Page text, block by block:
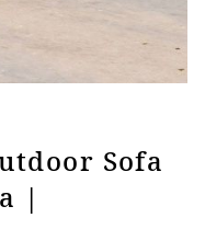
Sofa
|